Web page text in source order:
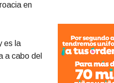
en
es la
a cabo del